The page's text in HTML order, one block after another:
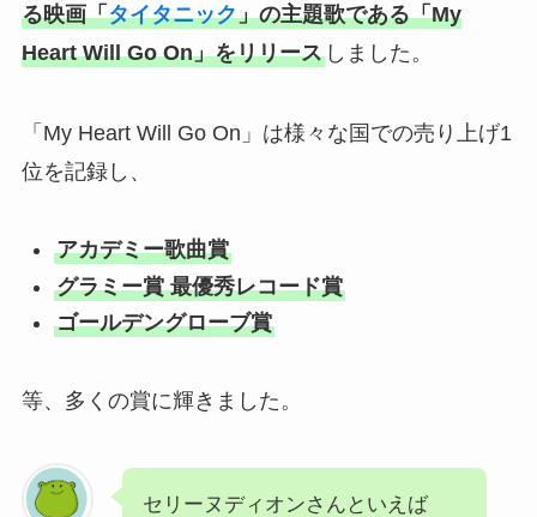
る映画「タイタニック」の主題歌である「My
Heart Will Go On」をリリースしました。
「My Heart Will Go On」は様々な国での売り上げ1
位を記録し、
アカデミー歌曲賞
グラミー賞 最優秀レコード賞
ゴールデングローブ賞
等、多くの賞に輝きました。
セリーヌディオンさんといえば